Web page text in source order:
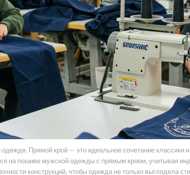
Прямой крой — это идеальное сочетание классики
на пошиве мужской одежды с прямым кроем, учитывая
конструкций, чтобы одежда не только выглядела